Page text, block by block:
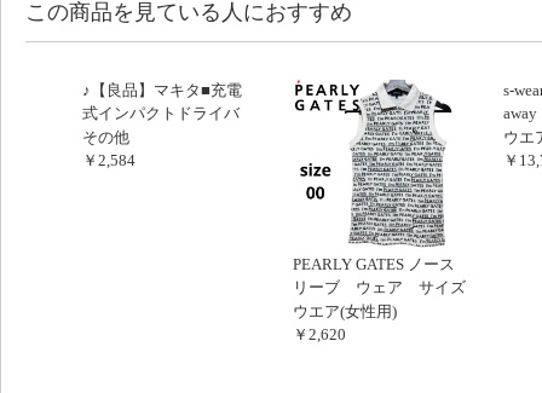
この商品を見ている人におすすめ
♪【良品】マキタ■充電
式インパクトドライバ
■TD134DX（14.4V）
■817
その他
￥2,584
PEARLY GATES ノース
リーブ ウェア サイズ
OO
ウエア(女性用)
￥2,620
s-
away
ウエ
￥